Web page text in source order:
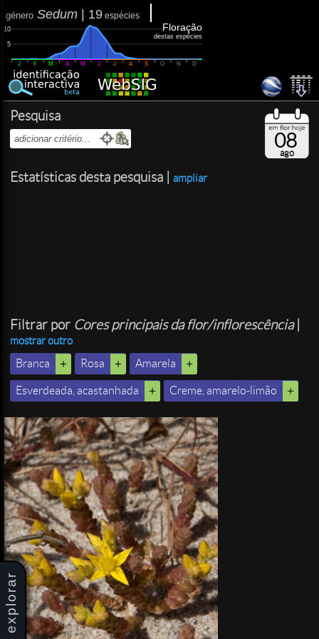
explorar
género Sedum 19 espécies
5
10
J F M A M J J A S O N D
Floração
destas espécies
Pesquisa
Estatísticas desta pesquisa | ampliar
Filtrar por Cores principais da flor/inflorescência|
mostrar outro
Branca
Rosa Amarela
Esverdeada, acastanhada Creme, amarelo-limão
08
ago